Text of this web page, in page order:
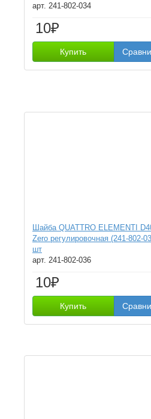
арт. 241-802-034
10₽
Купить
Шайба QUATTRO ELEMENTI
Zero регулировочная (241-802-
шт
арт. 241-802-036
10₽
Купить